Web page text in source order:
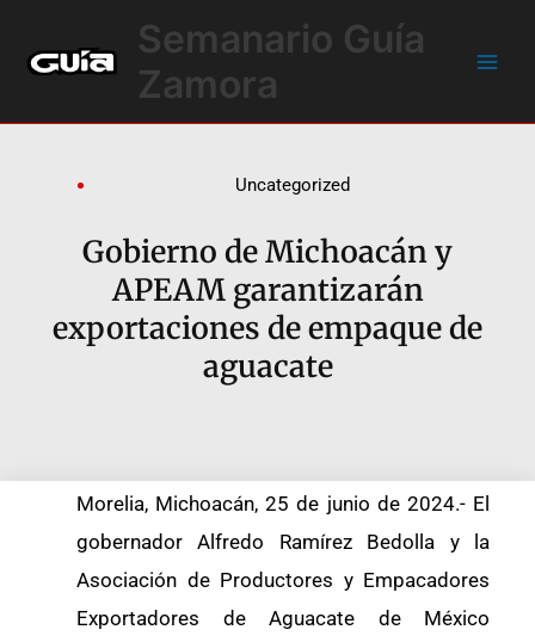
contenido
Semanario Guía
Zamora
Uncategorized
Gobierno de Michoacán y
APEAM garantizarán
exportaciones de empaque de
aguacate
Morelia, Michoacán, 25 de junio de 2024.- El
gobernador Alfredo Ramírez Bedolla y la
Asociación de Productores y Empacadores
Exportadores de Aguacate de México